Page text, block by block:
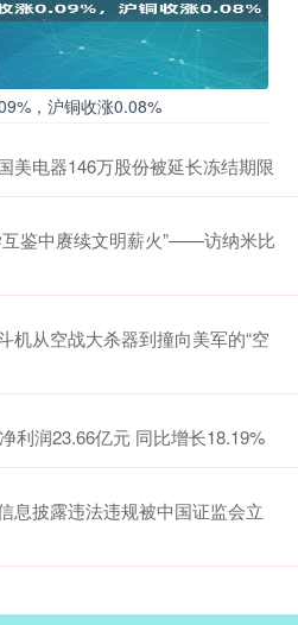
，沪铜收涨0.08%
美电器146万股份被延长冻结期限
互鉴中赓续文明薪火”——访纳米比
机从空战大杀器到撞向美军的“空
利润23.66亿元 同比增长18.19%
息披露违法违规被中国证监会立